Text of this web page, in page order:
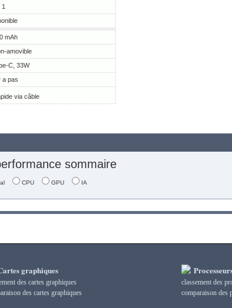
1
mAh
amovible
C, 33W
a pas
via câble
sommaire
CPU GPU IA
graphiques
des cartes graphiques
des cartes graphiques
classement des
сomparaison des